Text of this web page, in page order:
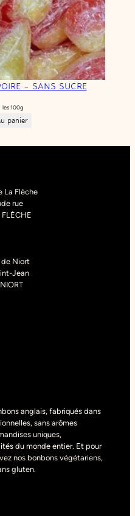
– SANS SUCRE
les 100g
panier
La Flèche
rue
de Niort
Jean
anglais, fabriqués dans
sans arômes
uniques,
du monde entier. Et pour
nos bonbons végétariens,
gluten.